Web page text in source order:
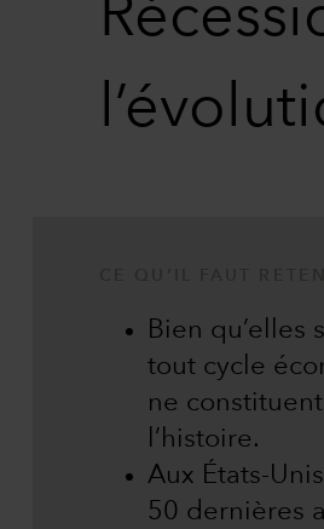
Bien
tout cycle
ne
l’histoire.
Aux États-
50 dernières